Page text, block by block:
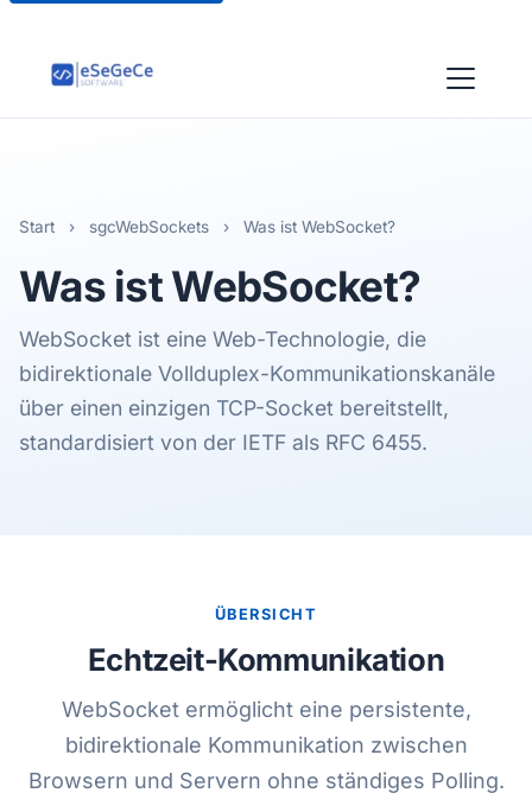
Start › sgcWebSockets › Was ist WebSocket?
Was istWebSocket?
WebSocket ist eine Web-Technologie, die
bidirektionale Vollduplex-Kommunikationskanäle
über einen einzigen TCP-Socket bereitstellt,
standardisiert von der IETF als RFC 6455.
ÜBERSICHT
Echtzeit-Kommunikation
WebSocket ermöglicht eine persistente,
bidirektionale Kommunikation zwischen
Browsern und Servern ohne ständiges Polling.